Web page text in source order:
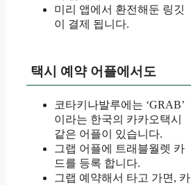
미리 앱에서 환전해둔 링깃
이 결제 됩니다.
택시 예약 어플에서도
코타키나발루에는 ‘GRAB’
이라는 한국의 카카오택시
같은 어플이 있습니다.
그랩 어플에 트래블월렛 카
드를 등록 합니다.
그랩 예약해서 타고 가면, 카